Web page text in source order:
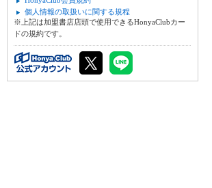
個人情報の取扱いに関する規程
※上記は加盟書店店頭で使用できるHonyaClubカー
ドの規約です。